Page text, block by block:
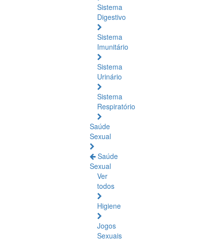
Sistema
Digestivo
Sistema
Imunitário
Sistema
Urinário
Sistema
Respiratório
Saúde
Sexual
Saúde
Sexual
Ver
todos
Higiene
Jogos
Sexuais